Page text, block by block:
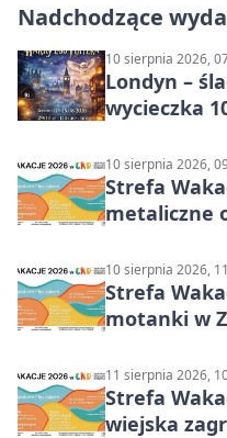
Nadchodzące
10 sierpnia 2026,
Londyn –
wycieczka
10 sierpnia 2026,
Strefa
metaliczne
10 sierpnia 2026,
Strefa
motanki w
11 sierpnia 2026,
Strefa
wiejska